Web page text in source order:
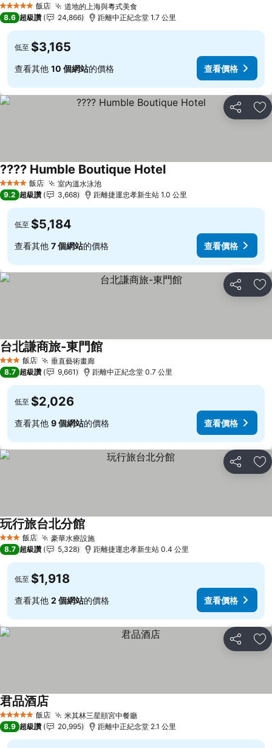
5 星級 飯店 道地的上海與粵式美食查看價格
8.6 超級讚 24,866 距離中正紀念堂 1.7 公里
低至 $3,165
查看其他 10 個網站的價格 查看價格
分享 加
4 星級 飯店 室內溫水泳池查看價格
???? Humble Boutique Hotel查看價格
9.2 超級讚 3,668 距離捷運忠孝新生站 1.0 公里
低至 $5,184
查看其他 7 個網站的價格 查看價格
分享 加
3 星級 飯店 垂直藝術畫廊查看價格
台北謙商旅-東門館
8.7 超級讚 9,661 距離中正紀念堂 0.7 公里
低至 $2,026
查看其他 9 個網站的價格 查看價格
分享 加
3 星級 飯店 豪華水療設施查看價格
玩行旅台北分館
8.7 超級讚 5,328 距離捷運忠孝新生站 0.4 公里
低至 $1,918
查看其他 2 個網站的價格 查看價格
分享 加
5 星級 飯店 米其林三星頤宮中餐廳查看價格
君品酒店
8.9 超級讚 20,995 距離中正紀念堂 2.1 公里